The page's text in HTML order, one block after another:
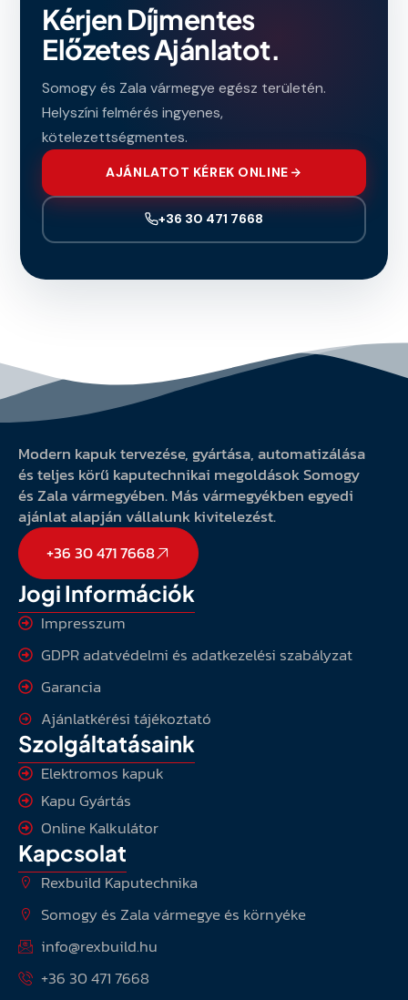
Kérjen Díjmentes
Előzetes Ajánlatot.
Somogy és Zala vármegye egész területén.
Helyszíni felmérés ingyenes,
kötelezettségmentes.
AJÁNLATOT KÉREK ONLINE
+36 30 471 7668
Modern kapuk tervezése, gyártása, automatizálása
és teljes körű kaputechnikai megoldások Somogy
és Zala vármegyében. Más vármegyékben egyedi
ajánlat alapján vállalunk kivitelezést.
+36 30 471 7668
Jogi Információk
Impresszum
GDPR adatvédelmi és adatkezelési szabályzat
Garancia
Ajánlatkérési tájékoztató
Szolgáltatásaink
Elektromos kapuk
Kapu Gyártás
Online Kalkulátor
Kapcsolat
Rexbuild Kaputechnika
Somogy és Zala vármegye és környéke
info@rexbuild.hu
+36 30 471 7668